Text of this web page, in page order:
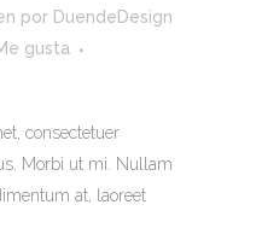
por DuendeDesign
gusta
consectetuer
Morbi ut mi. Nullam
at, laoreet